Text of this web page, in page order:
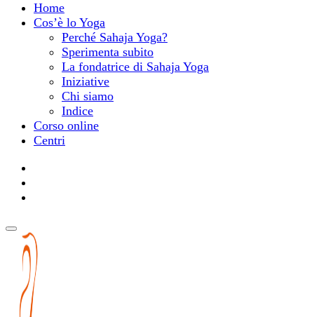
Home
Cos’è lo Yoga
Perché Sahaja Yoga?
Sperimenta subito
La fondatrice di Sahaja Yoga
Iniziative
Chi siamo
Indice
Corso online
Centri